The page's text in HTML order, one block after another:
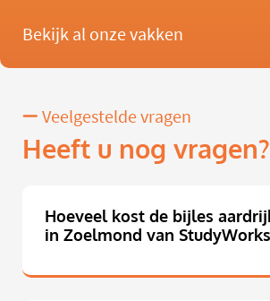
Bekijk al onze vakken
Veelgestelde vragen
Heeft u nog vragen?
Hoeveel kost de bijles
in Zoelmond van